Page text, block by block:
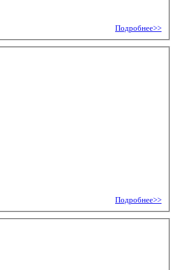
Подробнее>>
Подробнее>>